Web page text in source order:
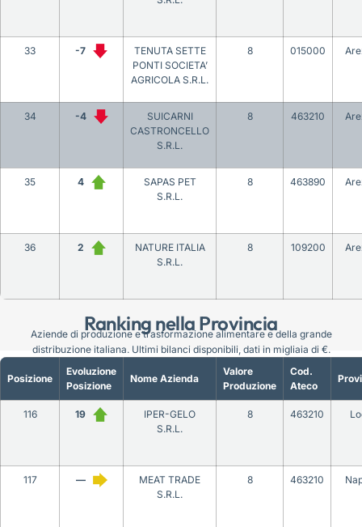
Ranking nella Provincia
33 -7
TENUTA SETTE
PONTI SOCIETA’
AGRICOLA S.R.L.
8 015000
34 -4
SUICARNI
CASTRONCELLO
S.R.L.
8 463210
35 4
SAPAS PET
S.R.L.
8 463890
36 2
NATURE ITALIA
S.R.L.
8 109200
Posizione
Evoluzione
Posizione
Nome Azienda
Valore
Produzione
Cod.
Ateco
116 19
IPER-GELO
S.R.L.
8 463210
117 —
MEAT TRADE
S.R.L.
8 463210
Aziende di produzione e trasformazione alimentare e della grande
distribuzione italiana. Ultimi bilanci disponibili, dati in migliaia di €.